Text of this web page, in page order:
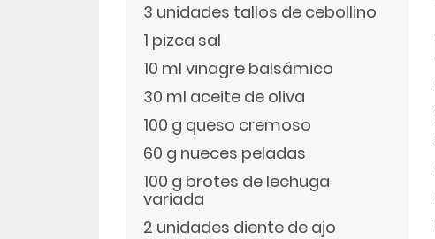
3 unidades tallos de cebollino
1 pizca sal
10 ml vinagre balsámico
30 ml aceite de oliva
100 g queso cremoso
60 g nueces peladas
100 g brotes de lechuga
variada
2 unidades diente de ajo